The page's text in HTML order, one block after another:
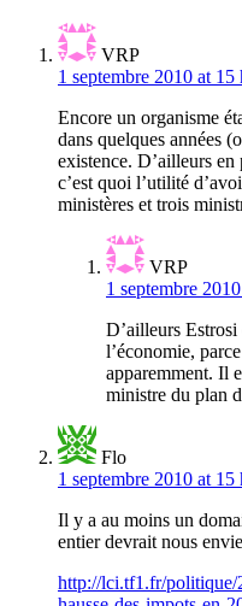
VRP
1 septembre 2010 at
Encore un organisme
dans quelques années
existence. D’ailleurs en
c’est quoi l’utilité
ministères et trois
VRP
1 septembre
D’ailleurs Estrosi
l’économie,
apparemment. Il
ministre du plan
Flo
1 septembre 2010 at
Il y a au moins un
entier devrait nous
http://lci.tf1.fr/politique/